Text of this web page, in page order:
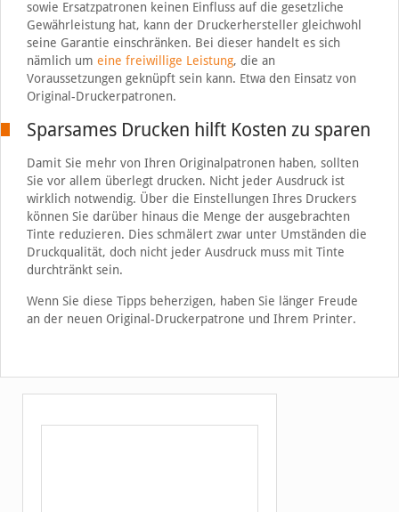
sowie Ersatzpatronen keinen Einfluss auf die gesetzliche
Gewährleistung hat, kann der Druckerhersteller gleichwohl
seine Garantie einschränken. Bei dieser handelt es sich
nämlich um eine freiwillige Leistung, die an
Voraussetzungen geknüpft sein kann. Etwa den Einsatz von
Original-Druckerpatronen.
Sparsames Drucken hilft Kosten zu sparen
Damit Sie mehr von Ihren Originalpatronen haben, sollten
Sie vor allem überlegt drucken. Nicht jeder Ausdruck ist
wirklich notwendig. Über die Einstellungen Ihres Druckers
können Sie darüber hinaus die Menge der ausgebrachten
Tinte reduzieren. Dies schmälert zwar unter Umständen die
Druckqualität, doch nicht jeder Ausdruck muss mit Tinte
durchtränkt sein.
Wenn Sie diese Tipps beherzigen, haben Sie länger Freude
an der neuen Original-Druckerpatrone und Ihrem Printer.